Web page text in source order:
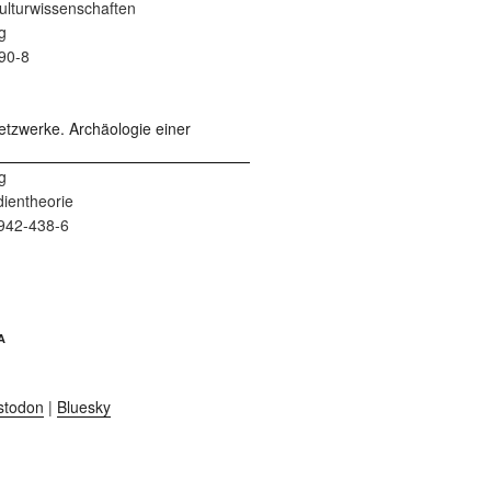
8
438-6
| Bluesky